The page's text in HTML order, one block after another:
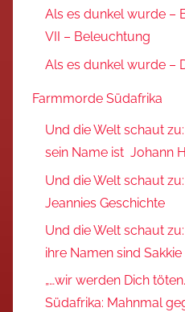
Als es dunkel wurde –
VII – Beleuchtung
Als es dunkel wurde –
Farmmorde Südafrika
Und die Welt schaut
sein Name ist Johann
Und die Welt schaut
Jeannies Geschichte
Und die Welt schaut
ihre Namen sind
„…wir werden Dich
Südafrika: Mahnmal